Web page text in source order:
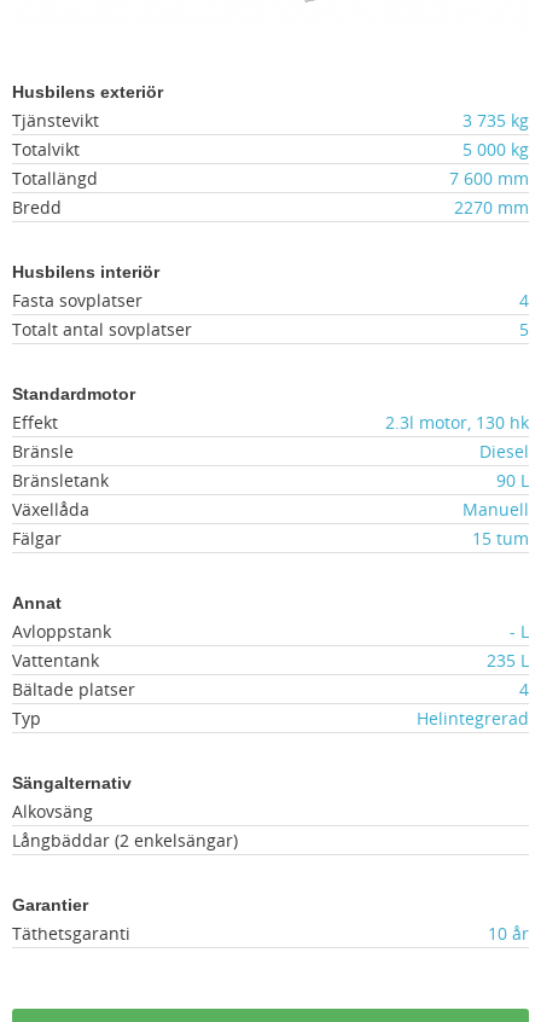
Husbilens exteriör
Tjänstevikt
3 735 kg
Totalvikt
5 000 kg
Totallängd
7 600 mm
Bredd
2270 mm
Husbilens interiör
Fasta sovplatser
4
Totalt antal sovplatser
5
Standardmotor
Effekt
2.3l motor, 130 hk
Bränsle
Diesel
Bränsletank
90 L
Växellåda
Manuell
Fälgar
15 tum
Annat
Avloppstank
- L
Vattentank
235 L
Bältade platser
4
Typ
Helintegrerad
Sängalternativ
Alkovsäng
Långbäddar (2 enkelsängar)
Garantier
Täthetsgaranti 10 år